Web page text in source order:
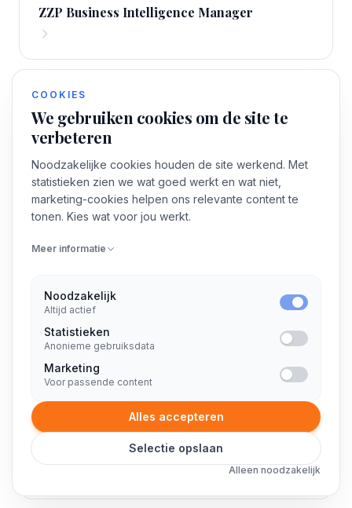
ZZP Business Intelligence Manager
Finance consultant
ZZP Laravel Developer
Freelance Support consultant
Freelance Cybersecurity consultant
COOKIES
We gebruiken cookies om de site te
verbeteren
Noodzakelijke cookies houden de site werkend. Met
statistieken zien we wat goed werkt en wat niet,
marketing-cookies helpen ons relevante content te
tonen. Kies wat voor jou werkt.
Meer informatie
Noodzakelijk
Altijd actief
Statistieken
Anonieme gebruiksdata
Marketing
Voor passende content
Alles accepteren
Selectie opslaan
Alleen noodzakelijk